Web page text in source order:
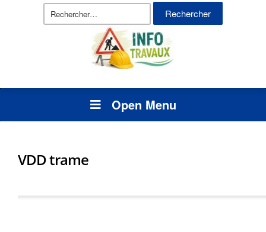
Rechercher :
Open Menu
VDD trame